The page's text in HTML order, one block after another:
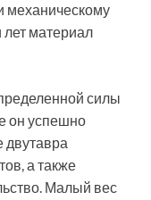
механическому
лет материал
силы
он успешно
двутавра
а также
Малый вес